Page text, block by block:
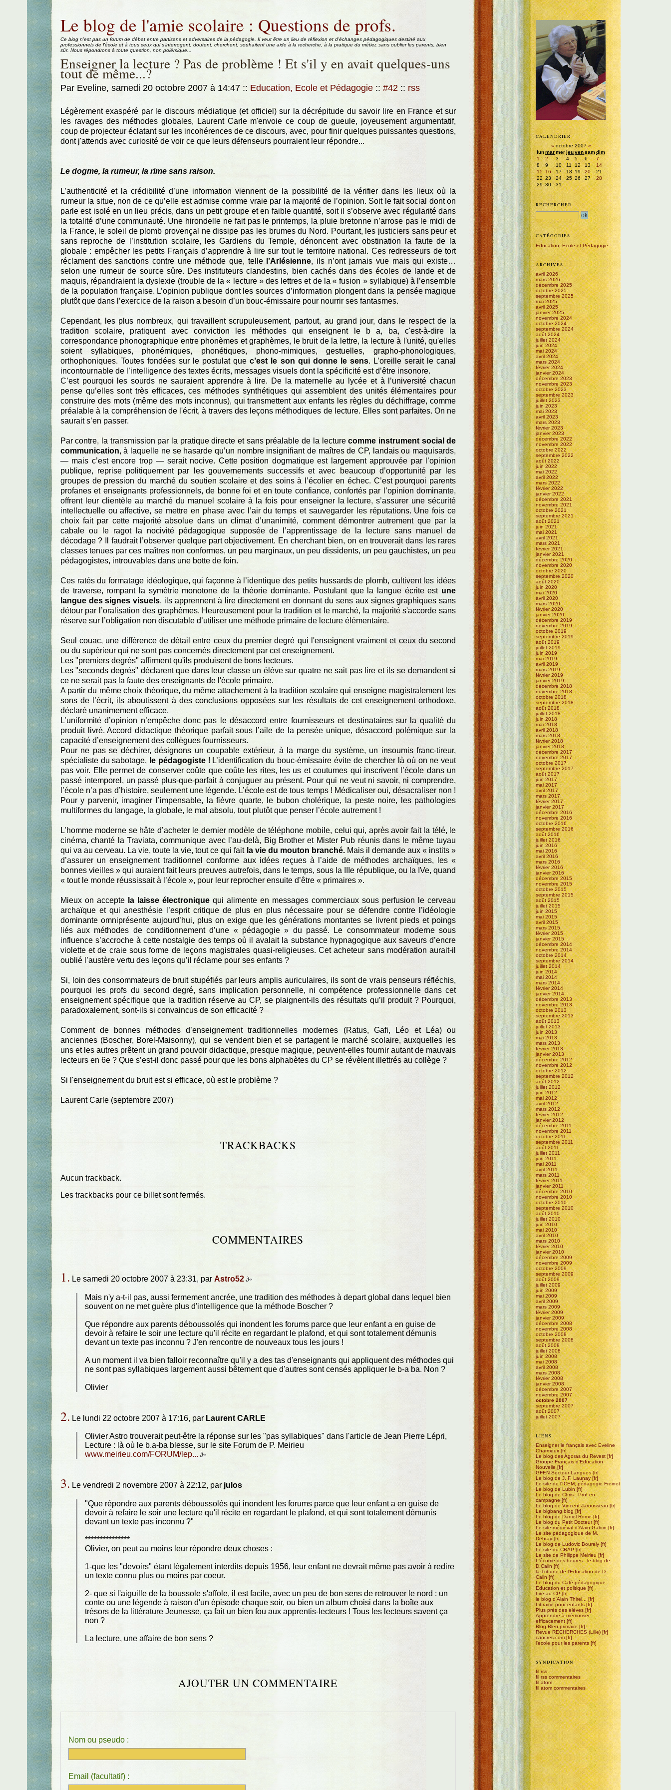
Aller au contenu
Le blog de l'amie scolaire : Questions de profs.
Ce blog n'est pas un forum de débat entre partisans et adversaires de la pédagogie. Il veut être un lieu de réflexion et d'échanges pédagogiques destiné aux
professionnels de l'école et à tous ceux qui s'interrogent, doutent, cherchent, souhaitent une aide à la recherche, à la pratique du métier, sans oublier les parents, bien
sûr. Nous répondrons à toute question, non polémique...
Enseigner la lecture ? Pas de problème ! Et s'il y en avait quelques-uns
tout de même...?
Par Eveline, samedi 20 octobre 2007 à 14:47 :: Education, Ecole et Pédagogie :: #42 :: rss
Légèrement exaspéré par le discours médiatique (et officiel) sur la décrépitude du savoir lire en France et sur
les ravages des méthodes globales, Laurent Carle m'envoie ce coup de gueule, joyeusement argumentatif,
coup de projecteur éclatant sur les incohérences de ce discours, avec, pour finir quelques puissantes questions,
dont j'attends avec curiosité de voir ce que leurs défenseurs pourraient leur répondre...
Le dogme, la rumeur, la rime sans raison.
L’authenticité et la crédibilité d’une information viennent de la possibilité de la vérifier dans les lieux où la
rumeur la situe, non de ce qu’elle est admise comme vraie par la majorité de l’opinion. Soit le fait social dont on
parle est isolé en un lieu précis, dans un petit groupe et en faible quantité, soit il s’observe avec régularité dans
la totalité d’une communauté. Une hirondelle ne fait pas le printemps, la pluie bretonne n’arrose pas le midi de
la France, le soleil de plomb provençal ne dissipe pas les brumes du Nord. Pourtant, les justiciers sans peur et
sans reproche de l’institution scolaire, les Gardiens du Temple, dénoncent avec obstination la faute de la
globale : empêcher les petits Français d’apprendre à lire sur tout le territoire national. Ces redresseurs de tort
réclament des sanctions contre une méthode que, telle
l’Arlésienne, ils n’ont jamais vue mais qui existe…
selon une rumeur de source sûre. Des instituteurs clandestins, bien cachés dans des écoles de lande et de
maquis, répandraient la dyslexie (trouble de la « lecture » des lettres et de la « fusion » syllabique) à l’ensemble
de la population française. L’opinion publique dont les sources d’information plongent dans la pensée magique
plutôt que dans l’exercice de la raison a besoin d’un bouc-émissaire pour nourrir ses fantasmes.
Cependant, les plus nombreux, qui travaillent scrupuleusement, partout, au grand jour, dans le respect de la
tradition scolaire, pratiquent avec conviction les méthodes qui enseignent le b a, ba, c'est-à-dire la
correspondance phonographique entre phonèmes et graphèmes, le bruit de la lettre, la lecture à l'unité, qu'elles
soient syllabiques, phonémiques, phonétiques, phono-mimiques, gestuelles, grapho-phonologiques,
orthophoniques. Toutes fondées sur le postulat quec’est le son qui donne le sens. L’oreille serait le canal
incontournable de l’intelligence des textes écrits, messages visuels dont la spécificité est d’être insonore.
C’est pourquoi les sourds ne sauraient apprendre à lire. De la maternelle au lycée et à l’université chacun
pense qu’elles sont très efficaces, ces méthodes synthétiques qui assemblent des unités élémentaires pour
construire des mots (même des mots inconnus), qui transmettent aux enfants les règles du déchiffrage, comme
préalable à la compréhension de l'écrit, à travers des leçons méthodiques de lecture. Elles sont parfaites. On ne
saurait s’en passer.
Par contre, la transmission par la pratique directe et sans préalable de la lecturecomme instrument social de
communication, à laquelle ne se hasarde qu’un nombre insignifiant de maîtres de CP, landais ou maquisards,
— mais c’est encore trop — serait nocive. Cette position dogmatique est largement approuvée par l’opinion
publique, reprise politiquement par les gouvernements successifs et avec beaucoup d’opportunité par les
groupes de pression du marché du soutien scolaire et des soins à l’écolier en échec. C’est pourquoi parents
profanes et enseignants professionnels, de bonne foi et en toute confiance, confortés par l’opinion dominante,
offrent leur clientèle au marché du manuel scolaire à la fois pour enseigner la lecture, s’assurer une sécurité
intellectuelle ou affective, se mettre en phase avec l’air du temps et sauvegarder les réputations. Une fois ce
choix fait par cette majorité absolue dans un climat d’unanimité, comment démontrer autrement que par la
cabale ou le ragot la nocivité pédagogique supposée de l’apprentissage de la lecture sans manuel de
décodage ? Il faudrait l’observer quelque part objectivement. En cherchant bien, on en trouverait dans les rares
classes tenues par ces maîtres non conformes, un peu marginaux, un peu dissidents, un peu gauchistes, un peu
pédagogistes, introuvables dans une botte de foin.
Ces ratés du formatage idéologique, qui façonne à l’identique des petits hussards de plomb, cultivent les idées
de traverse, rompant la symétrie monotone de la théorie dominante. Postulant que la langue écrite est une
langue des signes visuels, ils apprennent à lire directement en donnant du sens aux signes graphiques sans
détour par l’oralisation des graphèmes. Heureusement pour la tradition et le marché, la majorité s'accorde sans
réserve sur l’obligation non discutable d’utiliser une méthode primaire de lecture élémentaire.
Seul couac, une différence de détail entre ceux du premier degré qui l'enseignent vraiment et ceux du second
ou du supérieur qui ne sont pas concernés directement par cet enseignement.
Les "premiers degrés" affirment qu'ils produisent de bons lecteurs.
Les "seconds degrés" déclarent que dans leur classe un élève sur quatre ne sait pas lire et ils se demandent si
ce ne serait pas la faute des enseignants de l'école primaire.
A partir du même choix théorique, du même attachement à la tradition scolaire qui enseigne magistralement les
sons de l’écrit, ils aboutissent à des conclusions opposées sur les résultats de cet enseignement orthodoxe,
déclaré unanimement efficace.
L’uniformité d’opinion n’empêche donc pas le désaccord entre fournisseurs et destinataires sur la qualité du
produit livré. Accord didactique théorique parfait sous l’aile de la pensée unique, désaccord polémique sur la
capacité d’enseignement des collègues fournisseurs.
Pour ne pas se déchirer, désignons un coupable extérieur, à la marge du système, un insoumis franc-tireur,
spécialiste du sabotage, le pédagogiste! L’identification du bouc-émissaire évite de chercher là où on ne veut
pas voir. Elle permet de conserver coûte que coûte les rites, les us et coutumes qui inscrivent l’école dans un
passé intemporel, un passé plus-que-parfait à conjuguer au présent. Pour qui ne veut ni savoir, ni comprendre,
l’école n’a pas d’histoire, seulement une légende. L’école est de tous temps ! Médicaliser oui, désacraliser non !
Pour y parvenir, imaginer l’impensable, la fièvre quarte, le bubon cholérique, la peste noire, les pathologies
multiformes du langage, la globale, le mal absolu, tout plutôt que penser l’école autrement !
L’homme moderne se hâte d’acheter le dernier modèle de téléphone mobile, celui qui, après avoir fait la télé, le
cinéma, chanté la Traviata, communique avec l’au-delà, Big Brother et Mister Pub réunis dans le même tuyau
qui va au cerveau. La vie, toute la vie, tout ce qui fait la vie du mouton branché.Mais il demande aux « instits »
d’assurer un enseignement traditionnel conforme aux idées reçues à l’aide de méthodes archaïques, les «
bonnes vieilles » qui auraient fait leurs preuves autrefois, dans le temps, sous la IIIe république, ou la IVe, quand
« tout le monde réussissait à l’école », pour leur reprocher ensuite d’être « primaires ».
Mieux on accepte la laisse électroniquequi alimente en messages commerciaux sous perfusion le cerveau
archaïque et qui anesthésie l’esprit critique de plus en plus nécessaire pour se défendre contre l’idéologie
dominante omniprésente aujourd’hui, plus on exige que les générations montantes se livrent pieds et poings
liés aux méthodes de conditionnement d’une « pédagogie » du passé. Le consommateur moderne sous
influence s’accroche à cette nostalgie des temps où il avalait la substance hypnagogique aux saveurs d’encre
violette et de craie sous forme de leçons magistrales quasi-religieuses. Cet acheteur sans modération aurait-il
oublié l’austère vertu des leçons qu’il réclame pour ses enfants ?
Si, loin des consommateurs de bruit stupéfiés par leurs amplis auriculaires, ils sont de vrais penseurs réfléchis,
pourquoi les profs du second degré, sans implication personnelle, ni compétence professionnelle dans cet
enseignement spécifique que la tradition réserve au CP, se plaignent-ils des résultats qu’il produit ? Pourquoi,
paradoxalement, sont-ils si convaincus de son efficacité ?
Comment de bonnes méthodes d’enseignement traditionnelles modernes (Ratus, Gafi, Léo et Léa) ou
anciennes (Boscher, Borel-Maisonny), qui se vendent bien et se partagent le marché scolaire, auxquelles les
uns et les autres prêtent un grand pouvoir didactique, presque magique, peuvent-elles fournir autant de mauvais
lecteurs en 6e ? Que s’est-il donc passé pour que les bons alphabètes du CP se révèlent illettrés au collège ?
Si l'enseignement du bruit est si efficace, où est le problème ?
Laurent Carle (septembre 2007)
TRACKBACKS
Aucun trackback.
Les trackbacks pour ce billet sont fermés.
COMMENTAIRES
1. Le samedi 20 octobre 2007 à 23:31, par Astro52
Mais n'y a-t-il pas, aussi fermement ancrée, une tradition des méthodes à depart global dans lequel bien
souvent on ne met guère plus d'intelligence que la méthode Boscher ?
Que répondre aux parents déboussolés qui inondent les forums parce que leur enfant a en guise de
devoir à refaire le soir une lecture qu'il récite en regardant le plafond, et qui sont totalement démunis
devant un texte pas inconnu ? J'en rencontre de nouveaux tous les jours !
A un moment il va bien falloir reconnaître qu'il y a des tas d'enseignants qui appliquent des méthodes qui
ne sont pas syllabiques largement aussi bêtement que d'autres sont censés appliquer le b-a ba. Non ?
Olivier
2. Le lundi 22 octobre 2007 à 17:16, par Laurent CARLE
Olivier Astro trouverait peut-être la réponse sur les "pas syllabiques" dans l'article de Jean Pierre Lépri,
Lecture : là où le b.a-ba blesse, sur le site Forum de P. Meirieu
www.meirieu.com/FORUM/lep...
3. Le vendredi 2 novembre 2007 à 22:12, par julos
"Que répondre aux parents déboussolés qui inondent les forums parce que leur enfant a en guise de
devoir à refaire le soir une lecture qu'il récite en regardant le plafond, et qui sont totalement démunis
devant un texte pas inconnu ?"
***************
Olivier, on peut au moins leur répondre deux choses :
1-que les "devoirs" étant légalement interdits depuis 1956, leur enfant ne devrait même pas avoir à redire
un texte connu plus ou moins par coeur.
2- que si l'aiguille de la boussole s'affole, il est facile, avec un peu de bon sens de retrouver le nord : un
conte ou une légende à raison d'un épisode chaque soir, ou bien un album choisi dans la boîte aux
trésors de la littérature Jeunesse, ça fait un bien fou aux apprentis-lecteurs ! Tous les lecteurs savent ça
non ?
La lecture, une affaire de bon sens ?
AJOUTER UN COMMENTAIRE
Nom ou pseudo :
Email (facultatif) :
CALENDRIER
«octobre 2007»
lunmarmerjeuvensamdim
1
2 3 4 5 6
7
8
9 10 11 12 13
14
15 16 17 18 19 20
21
22 23 24 25 26 27
28
29 30 31
RECHERCHER
CATÉGORIES
Education, Ecole et Pédagogie
ARCHIVES
avril 2026
mars 2026
décembre 2025
octobre 2025
septembre 2025
mai 2025
avril 2025
janvier 2025
novembre 2024
octobre 2024
septembre 2024
août 2024
juillet 2024
juin 2024
mai 2024
avril 2024
mars 2024
février 2024
janvier 2024
décembre 2023
novembre 2023
octobre 2023
septembre 2023
juillet 2023
juin 2023
mai 2023
avril 2023
mars 2023
février 2023
janvier 2023
décembre 2022
novembre 2022
octobre 2022
septembre 2022
août 2022
juin 2022
mai 2022
avril 2022
mars 2022
février 2022
janvier 2022
décembre 2021
novembre 2021
octobre 2021
septembre 2021
août 2021
juin 2021
mai 2021
avril 2021
mars 2021
février 2021
janvier 2021
décembre 2020
novembre 2020
octobre 2020
septembre 2020
août 2020
juin 2020
mai 2020
avril 2020
mars 2020
février 2020
janvier 2020
décembre 2019
novembre 2019
octobre 2019
septembre 2019
août 2019
juillet 2019
juin 2019
mai 2019
avril 2019
mars 2019
février 2019
janvier 2019
décembre 2018
novembre 2018
octobre 2018
septembre 2018
août 2018
juillet 2018
juin 2018
mai 2018
avril 2018
mars 2018
février 2018
janvier 2018
décembre 2017
novembre 2017
octobre 2017
septembre 2017
août 2017
juin 2017
mai 2017
avril 2017
mars 2017
février 2017
janvier 2017
décembre 2016
novembre 2016
octobre 2016
septembre 2016
août 2016
juillet 2016
juin 2016
mai 2016
avril 2016
mars 2016
février 2016
janvier 2016
décembre 2015
novembre 2015
octobre 2015
septembre 2015
août 2015
juillet 2015
juin 2015
mai 2015
avril 2015
mars 2015
février 2015
janvier 2015
décembre 2014
novembre 2014
octobre 2014
septembre 2014
juillet 2014
juin 2014
mai 2014
mars 2014
février 2014
janvier 2014
décembre 2013
novembre 2013
octobre 2013
septembre 2013
août 2013
juillet 2013
juin 2013
mai 2013
mars 2013
février 2013
janvier 2013
décembre 2012
novembre 2012
octobre 2012
septembre 2012
août 2012
juillet 2012
juin 2012
mai 2012
avril 2012
mars 2012
février 2012
janvier 2012
décembre 2011
novembre 2011
octobre 2011
septembre 2011
août 2011
juillet 2011
juin 2011
mai 2011
avril 2011
mars 2011
février 2011
janvier 2011
décembre 2010
novembre 2010
octobre 2010
septembre 2010
août 2010
juillet 2010
juin 2010
mai 2010
avril 2010
mars 2010
février 2010
janvier 2010
décembre 2009
novembre 2009
octobre 2009
septembre 2009
août 2009
juillet 2009
juin 2009
mai 2009
avril 2009
mars 2009
février 2009
janvier 2009
décembre 2008
novembre 2008
octobre 2008
septembre 2008
août 2008
juillet 2008
juin 2008
mai 2008
avril 2008
mars 2008
février 2008
janvier 2008
décembre 2007
novembre 2007
octobre 2007
septembre 2007
août 2007
juillet 2007
LIENS
Enseigner le français avec Eveline
Charmeux
Le blog des Agoras du Revest
Groupe Français d'Education
Nouvelle
GFEN Secteur Langues
Le blog de J. F. Launay
Le site de l'ICEM, pédagogie Freinet
Le blog de Lubin
Le blog de Chris : Prof en
campagne
Le blog de Vincent Jarousseau
Le bigbang blog
Le blog de Daniel Rome
Le blog du Petit Docteur
Le site médiéval d'Alain Galoin
Le site pédagogique de M.
Debray
Le blog de Ludovic Bourely
Le site du CRAP
Le site de Philippe Meirieu
L'écume des heures : le blog de
D.Calin
la Tribune de l'Education de D.
Calin
Le blog du Café pédagogique
Education et politique
Lire au CP
le blog d'Alain Thirel...
Librairie pour enfants
Plus près des élèves
Apprendre à mémoriser
efficacement
Blog Bleu primaire
Revue RECHERCHES (Lille)
cancres.com
l'école pour les parents
SYNDICATION
fil rss
fil rss commentaires
fil atom
fil atom commentaires